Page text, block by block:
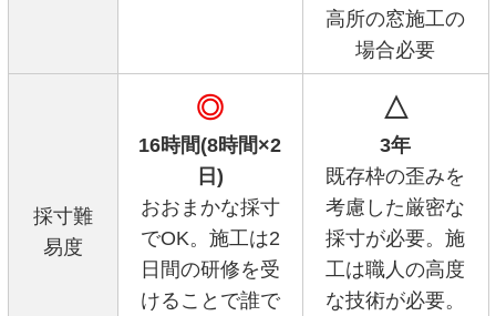
高所の窓施工の
場合必要
採寸難
易度
◎
16時間(8時間×2
日)
おおまかな採寸
でOK。施工は2
日間の研修を受
けることで誰で
△
3年
既存枠の歪みを
考慮した厳密な
採寸が必要。施
工は職人の高度
な技術が必要。